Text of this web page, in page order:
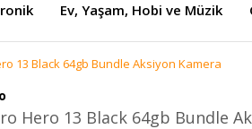
Ev, Yaşam, Hobi ve Müzik
13 Black 64gb Bundle Aksiyon Kamera
Hero 13 Black 64gb Bundle